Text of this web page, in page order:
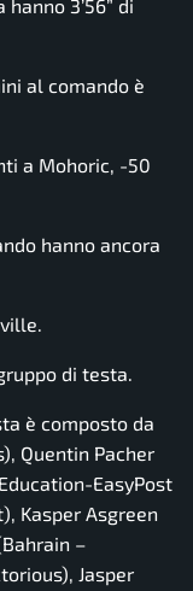
3’56” di
al comando è
a Mohoric, -50
hanno ancora
di testa.
è composto da
Quentin Pacher
EasyPost
Kasper Asgreen
–
Jasper